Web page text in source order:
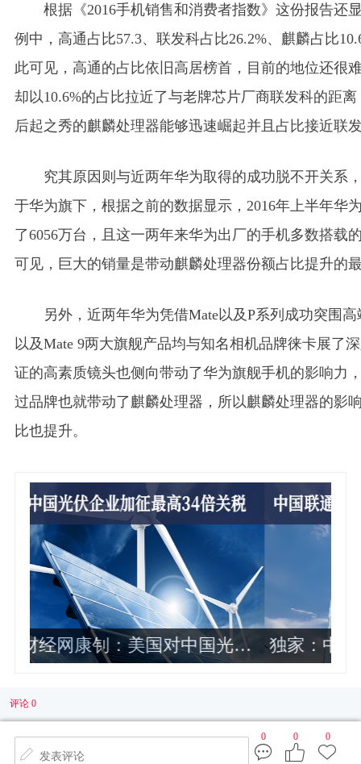
根据《2016手机销售和消费者指数》这份报告还
例中，高通占比57.3、联发科占比26.2%、麒麟占比
此可见，高通的占比依旧高居榜首，目前的地位还很
却以10.6%的占比拉近了与老牌芯片厂商联发科的距
后起之秀的麒麟处理器能够迅速崛起并且占比接近联
究其原因则与近两年华为取得的成功脱不开关系
于华为旗下，根据之前的数据显示，2016年上半年华
了6056万台，且这一两年来华为出厂的手机多数搭载
可见，巨大的销量是带动麒麟处理器份额占比提升的
另外，近两年华为凭借Mate以及P系列成功突围
以及Mate 9两大旗舰产品均与知名相机品牌徕卡展了
证的高素质镜头也侧向带动了华为旗舰手机的影响力
过品牌也就带动了麒麟处理器，所以麒麟处理器的影
比也提升。
独家：中国联通2024年各省公司政企
评论 0
0 0 0